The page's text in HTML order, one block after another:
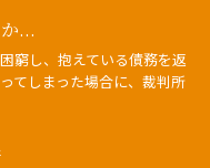
...
窮し、抱えている債務を返
てしまった場合に、裁判所